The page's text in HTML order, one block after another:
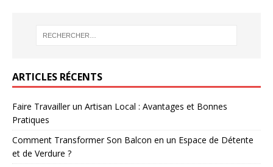
ARTICLES RÉCENTS
Faire Travailler un Artisan Local : Avantages et Bonnes
Pratiques
Comment Transformer Son Balcon en un Espace de Détente
et de Verdure ?